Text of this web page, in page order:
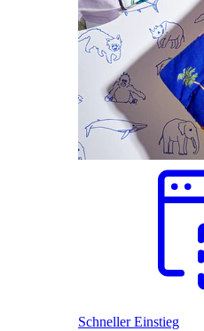
Schneller Einstieg